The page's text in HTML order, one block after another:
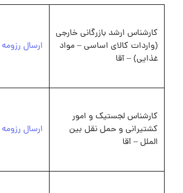
کارشناس ارشد بازرگانی خارجی
(واردات کالای اساسی – مواد
غذایی) – آقا
ارسال
کارشناس لجستیک و امور
کشتیرانی و حمل نقل بین
الملل – آقا
ارسال